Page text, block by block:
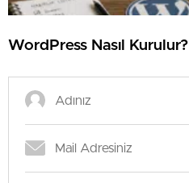
⁠WordPress Nasıl Kurulur?